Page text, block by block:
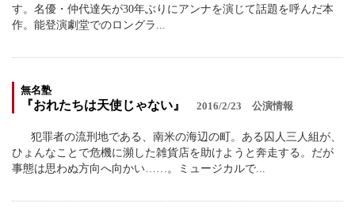
す。名優・仲代達矢が30年ぶりにアンナを演じて話題を呼んだ本
作。能登演劇堂でのロングラ...
無名塾
『おれたちは天使じゃない』 2016/2/23 公演情報
犯罪者の流刑地である、南米の海辺の町。ある囚人三人組が、
ひょんなことで危機に瀕した雑貨店を助けようと奔走する。だが
事態は思わぬ方向へ向かい……。ミュージカルで...